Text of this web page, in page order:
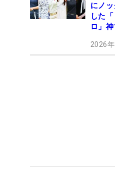
にノ
した
ロ」
2026